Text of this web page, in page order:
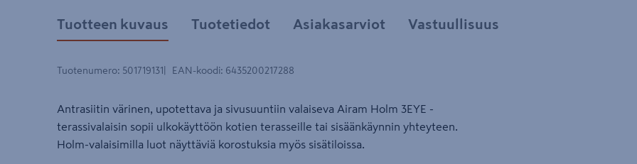
Tuotteen kuvaus Tuotetiedot Asiakasarviot Vastuullisuus
Tuotenumero: 501719131 EAN-koodi: 6435200217288
Antrasiitin värinen, upotettava ja sivusuuntiin valaiseva Airam Holm 3EYE -
terassivalaisin sopii ulkokäyttöön kotien terasseille tai sisäänkäynnin yhteyteen.
Holm-valaisimilla luot näyttäviä korostuksia myös sisätiloissa.